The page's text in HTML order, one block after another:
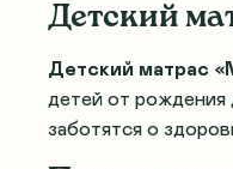
Детский
Детский матрас
детей от рождения
заботятся о